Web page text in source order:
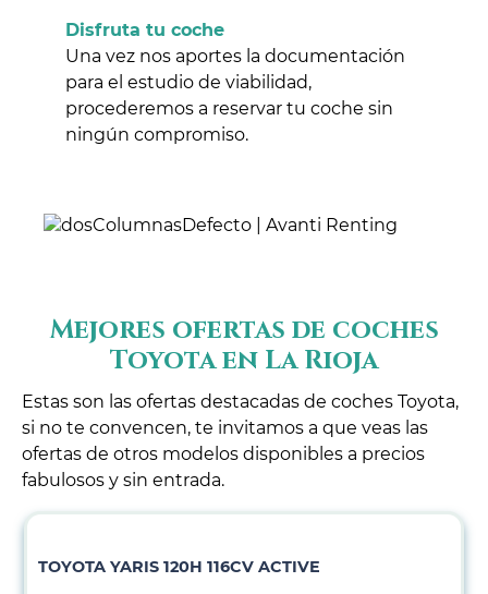
Disfruta tu coche
Una vez nos aportes la documentación
para el estudio de viabilidad,
procederemos a reservar tu coche sin
ningún compromiso.
Mejores ofertas de coches
Toyota en La Rioja
Estas son las ofertas destacadas de coches Toyota,
si no te convencen, te invitamos a que veas las
ofertas de otros modelos disponibles a precios
fabulosos y sin entrada.
TOYOTA YARIS 120H 116CV ACTIVE